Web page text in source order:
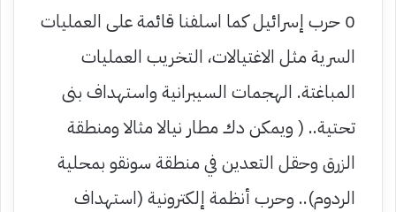
0 حرب إسرائيل كما اسلفنا قائمة على العمليات
السرية مثل الاغتيالات، التخريب العمليات
المباغتة. الهجمات السيبرانية واستهداف بنى
تحتية.. ( ويمكن دك مطار نيالا مثالا ومنطقة
الزرق وحقل التعدين في منطقة سونقو بمحلية
الردوم).. وحرب أنظمة إلكترونية (استهداف